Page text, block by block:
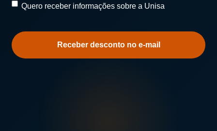
Quero
sobre
a
Quero receber informações sobre a Unisa